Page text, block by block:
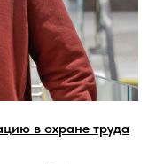
в охране труда